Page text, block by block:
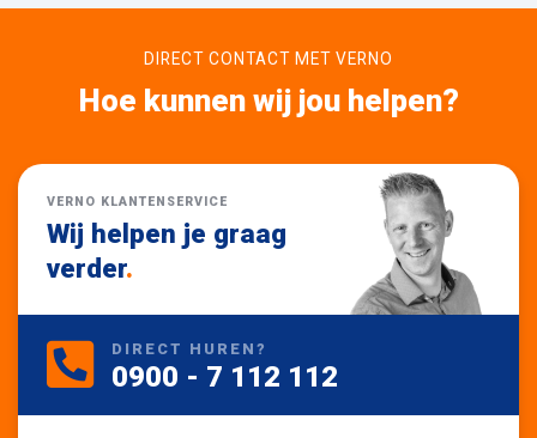
DIRECT CONTACT MET VERNO
Hoe kunnen wij jou helpen?
VERNO KLANTENSERVICE
Wij helpen je graag
verder.
DIRECT HUREN?
0900 - 7 112 112